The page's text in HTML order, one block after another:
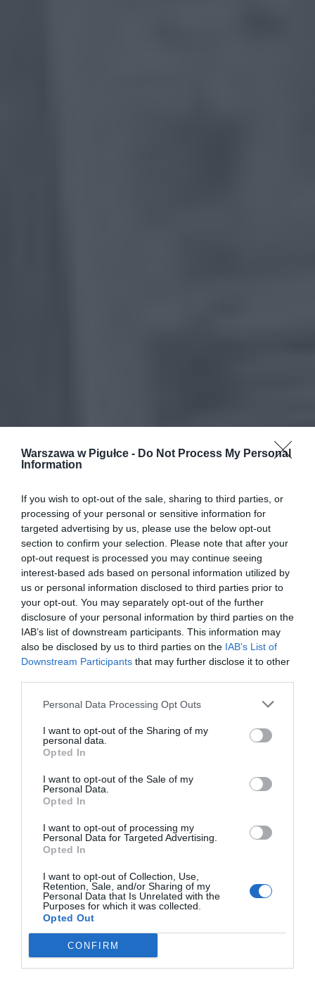
Warszawa w Pigułce - Do Not Process My Personal
Information
If you wish to opt-out of the sale, sharing to third parties, or
processing of your personal or sensitive information for
targeted advertising by us, please use the below opt-out
section to confirm your selection. Please note that after your
opt-out request is processed you may continue seeing
interest-based ads based on personal information utilized by
us or personal information disclosed to third parties prior to
your opt-out. You may separately opt-out of the further
disclosure of your personal information by third parties on the
IAB’s list of downstream participants. This information may
also be disclosed by us to third parties on the IAB’s List of
Downstream Participants that may further disclose it to other
Personal Data Processing Opt Outs
I want to opt-out of the Sharing of my
personal data.
Opted In
I want to opt-out of the Sale of my
Personal Data.
Opted In
I want to opt-out of processing my
Personal Data for Targeted Advertising.
Opted In
I want to opt-out of Collection, Use,
Retention, Sale, and/or Sharing of my
Personal Data that Is Unrelated with the
Purposes for which it was collected.
Opted Out
CONFIRM